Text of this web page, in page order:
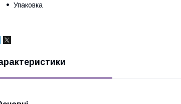
Упаковка